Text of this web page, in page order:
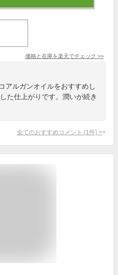
価格と在庫を楽天でチェック >>
アルガンオイルをおすすめし
た仕上がりです。潤いが続き
全てのおすすめコメント (1 件) >